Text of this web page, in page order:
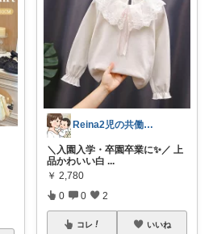
Reina2児の共働きママ
＼入園入学・卒園卒業に✨／ 上
品かわいい白 ...
￥ 2,780
0 0 2
コレ いいね